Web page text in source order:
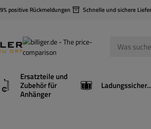
positive Rückmeldungen Schnelle und sichere
Ersatzteile und
Zubehör für
Anhänger